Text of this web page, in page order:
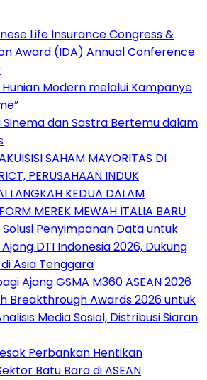
Life Insurance Congress &
Award (IDA) Annual Conference
Hunian Modern melalui Kampanye
Sinema dan Sastra Bertemu dalam
SAHAM MAYORITAS DI
PERUSAHAAN INDUK
LANGKAH KEDUA DALAM
MEREK MEWAH ITALIA BARU
Solusi Penyimpanan Data untuk
DTI Indonesia 2026, Dukung
Asia Tenggara
Ajang GSMA M360 ASEAN 2026
Breakthrough Awards 2026 untuk
Media Sosial, Distribusi Siaran
Perbankan Hentikan
Batu Bara di ASEAN